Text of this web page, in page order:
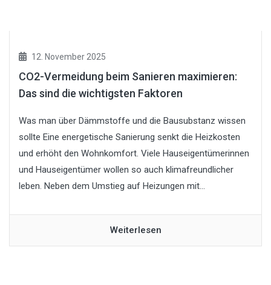
12. November 2025
CO2-Vermeidung beim Sanieren maximieren:
Das sind die wichtigsten Faktoren
Was man über Dämmstoffe und die Bausubstanz wissen
sollte Eine energetische Sanierung senkt die Heizkosten
und erhöht den Wohnkomfort. Viele Hauseigentümerinnen
und Hauseigentümer wollen so auch klimafreundlicher
leben. Neben dem Umstieg auf Heizungen mit...
Weiterlesen